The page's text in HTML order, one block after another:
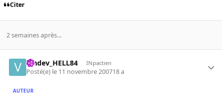
Citer
2 semaines après...
Vindev_HELL84 INpactien
Posté(e) le 11 novembre 200718 a
AUTEUR